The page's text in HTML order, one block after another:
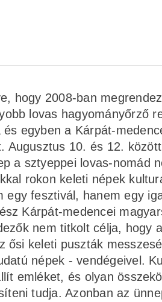
hogy 2008-ban
lovas hagyományőrző
egyben a Kárpát-
Augusztus 10. és 12.
a sztyeppei lovas-nomád
rokon keleti népek
fesztivál, hanem egy
Kárpát-medencei
nem titkolt célja, hogy
ősi keleti puszták
népek - vendégeivel.
emléket, és olyan
tudja. Azonban az